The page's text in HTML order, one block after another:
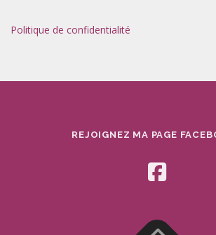
Politique de confidentialité
REJOIGNEZ MA PAGE